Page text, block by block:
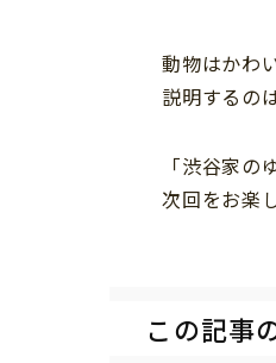
動物はかわ
説明するの
「渋谷家の
次回をお楽
この記事